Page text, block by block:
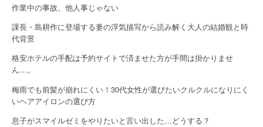
作業中の事故、他人事じゃない
課長・島耕作に登場する妻の浮気描写から読み解く大人の結婚観と時
代背景
格安ホテルの手配は予約サイトで済ませた方が手間は掛かりませ
ん…。
梅雨でも前髪が崩れにくい！30代女性が選びたいクルクルになりにく
いヘアアイロンの選び方
息子がスマイルゼミをやりたいと言い出した…どうする？